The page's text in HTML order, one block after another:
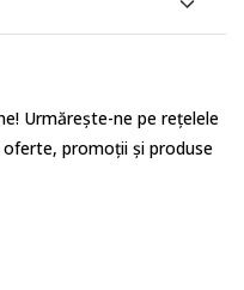
Urmărește-ne pe rețelele
promoții și produse